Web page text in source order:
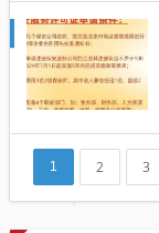
1 2 3